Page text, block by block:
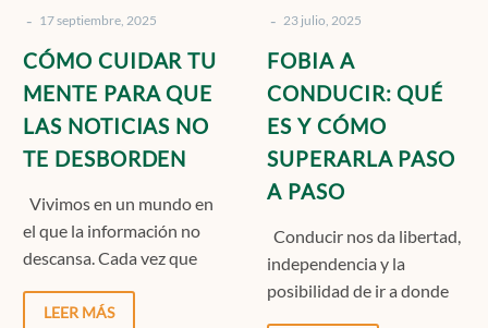
NO
TE
DESBORDEN
- 17 septiembre, 2025
CÓMO CUIDAR TU
MENTE PARA QUE
LAS NOTICIAS NO
TE DESBORDEN
Vivimos en un mundo en
el que la información no
descansa. Cada vez que
encendemos…
LEER MÁS
- 23 julio, 2025
FOBIA A
CONDUCIR: QUÉ
ES Y CÓMO
SUPERARLA PASO
A PASO
Conducir nos da libertad,
independencia y la
posibilidad de ir a donde